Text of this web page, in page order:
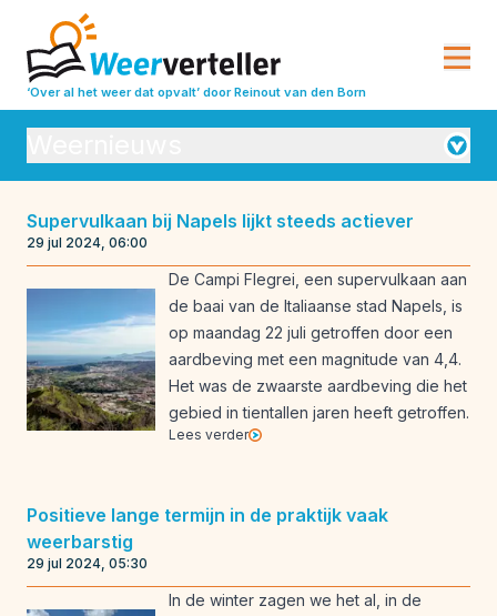
‘Over al het weer dat opvalt’ door Reinout van den Born
Seizoensverwachtingen
Weeranalyse
Weerbeleving
Weeroverzichten
Weerrecords
Weersverwachting
Weeruitleg
Weerverleden
Supervulkaan bij Napels lijkt steeds actiever
29 jul 2024, 06:00
De Campi Flegrei, een supervulkaan aan
de baai van de Italiaanse stad Napels, is
op maandag 22 juli getroffen door een
aardbeving met een magnitude van 4,4.
Het was de zwaarste aardbeving die het
gebied in tientallen jaren heeft getroffen.
Lees verder
Positieve lange termijn in de praktijk vaak
weerbarstig
29 jul 2024, 05:30
In de winter zagen we het al, in de